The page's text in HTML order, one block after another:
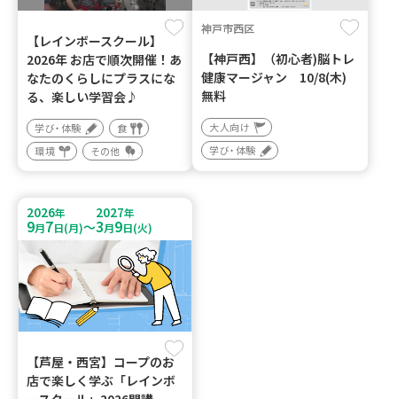
【レインボースクール】
2026年 お店で順次開催！あ
なたのくらしにプラスにな
る、楽しい学習会♪
学び・体験
食
環境
その他
神戸市西区
【神戸西】（初心者)脳トレ
健康マージャン 10/8(木)
無料
大人向け
学び・体験
2026年
9月7日(月)～
2027年
3月9日(火)
【芦屋・西宮】コープのお
店で楽しく学ぶ「レインボ